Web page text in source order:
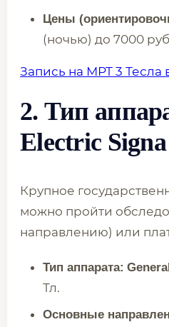
Цены
(ночью) до 7000
Запись на МРТ 3 Тесла
2. Тип
Electric
Крупное
можно пройти
направлению) или
Тип аппарата:
Тл.
Основные